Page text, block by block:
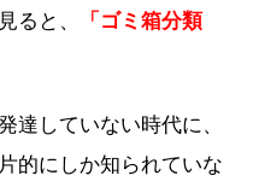
ると、
「ゴミ箱分類
達していない時代に、
的にしか知られていな